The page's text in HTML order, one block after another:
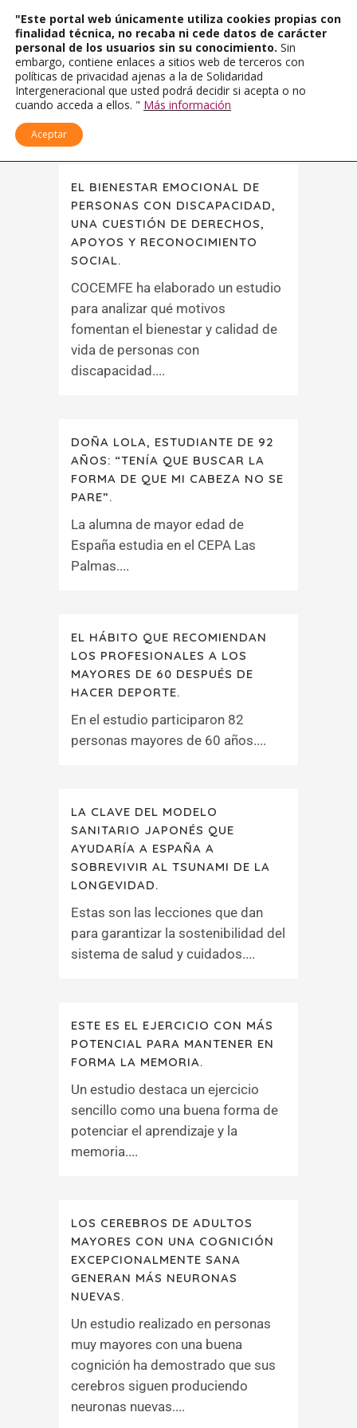
EL BIENESTAR EMOCIONAL DE
PERSONAS CON DISCAPACIDAD,
UNA CUESTIÓN DE DERECHOS,
APOYOS Y RECONOCIMIENTO
SOCIAL.
COCEMFE ha elaborado un estudio
para analizar qué motivos
fomentan el bienestar y calidad de
vida de personas con
discapacidad....
DOÑA LOLA, ESTUDIANTE DE 92
AÑOS: “TENÍA QUE BUSCAR LA
FORMA DE QUE MI CABEZA NO SE
PARE”.
La alumna de mayor edad de
España estudia en el CEPA Las
Palmas....
EL HÁBITO QUE RECOMIENDAN
LOS PROFESIONALES A LOS
MAYORES DE 60 DESPUÉS DE
HACER DEPORTE.
En el estudio participaron 82
personas mayores de 60 años....
LA CLAVE DEL MODELO
SANITARIO JAPONÉS QUE
AYUDARÍA A ESPAÑA A
SOBREVIVIR AL TSUNAMI DE LA
LONGEVIDAD.
Estas son las lecciones que dan
para garantizar la sostenibilidad del
sistema de salud y cuidados....
ESTE ES EL EJERCICIO CON MÁS
POTENCIAL PARA MANTENER EN
FORMA LA MEMORIA.
Un estudio destaca un ejercicio
sencillo como una buena forma de
potenciar el aprendizaje y la
memoria....
LOS CEREBROS DE ADULTOS
MAYORES CON UNA COGNICIÓN
EXCEPCIONALMENTE SANA
GENERAN MÁS NEURONAS
NUEVAS.
Un estudio realizado en personas
muy mayores con una buena
cognición ha demostrado que sus
cerebros siguen produciendo
neuronas nuevas....
"Este portal web únicamente utiliza cookies propias con
finalidad técnica, no recaba ni cede datos de carácter
personal de los usuarios sin su conocimiento. Sin
embargo, contiene enlaces a sitios web de terceros con
políticas de privacidad ajenas a la de Solidaridad
Intergeneracional que usted podrá decidir si acepta o no
cuando acceda a ellos. " Más información
Aceptar